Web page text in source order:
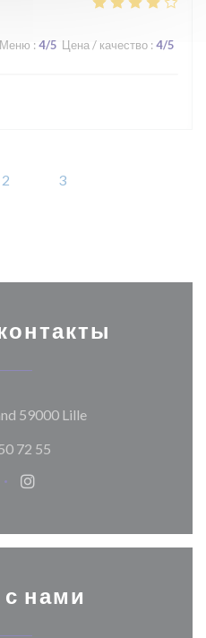
Меню : 4/5 Цена / качество : 4/5
2 3
59000 Lille((открывается в
72 55
((открывается в
Instagram
нами